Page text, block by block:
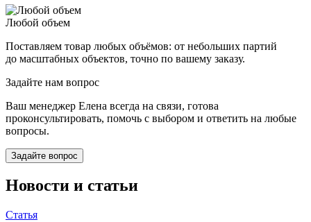
Любой объем
Поставляем товар любых объёмов: от небольших партий
до масштабных объектов, точно по вашему заказу.
Задайте нам вопрос
Ваш менеджер Елена всегда на связи, готова
проконсультировать, помочь с выбором и ответить на любые
вопросы.
Задайте вопрос
Новости и статьи
Статья